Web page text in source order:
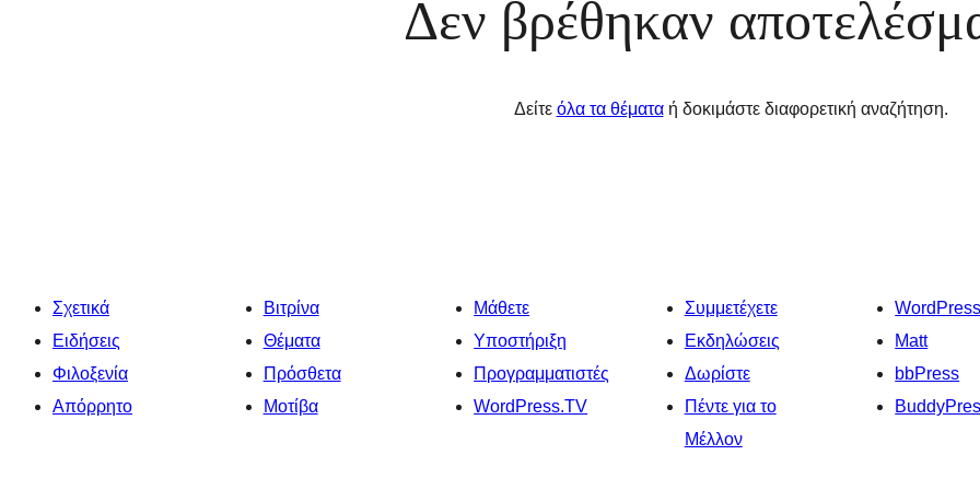
Δεν βρέθηκαν
Δείτε όλα τα θέματαή δοκιμάστε διαφορετική αναζήτηση.
Σχετικά
Ειδήσεις
Φιλοξενία
Απόρρητο
Βιτρίνα
Θέματα
Πρόσθετα
Μοτίβα
Μάθετε
Υποστήριξη
Προγραμματιστές
WordPress.TV
Συμμετέχετε
Εκδηλώσεις
Δωρίστε
Πέντε για το
Μέλλον
Matt
bbPress